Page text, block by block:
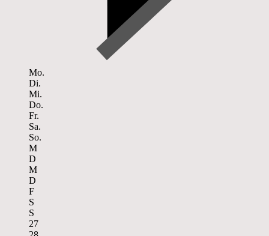
Mo.
Di.
Mi.
Do.
Fr.
Sa.
So.
M
D
M
D
F
S
S
27